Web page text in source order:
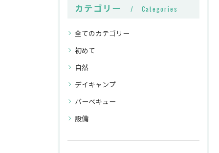
カテゴリー Categories
全てのカテゴリー
初めて
自然
デイキャンプ
バーベキュー
設備